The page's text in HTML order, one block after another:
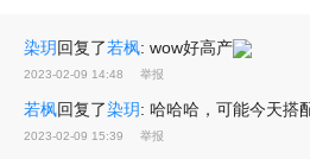
染玥回复了若枫: wow好高产
2023-02-09 14:48 举报
若枫回复了染玥: 哈哈哈，可能今天搭
2023-02-09 15:39 举报